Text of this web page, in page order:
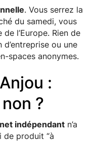
. Vous serrez la
du samedi, vous
l’Europe. Rien de
ou une
spaces anonymes.
:
?
indépendantn’a
de produit “à